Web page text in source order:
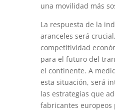
una movilidad más
La respuesta de la
aranceles será
competitividad
para el futuro del
el continente. A
esta situación, será
las estrategias que
fabricantes europeos